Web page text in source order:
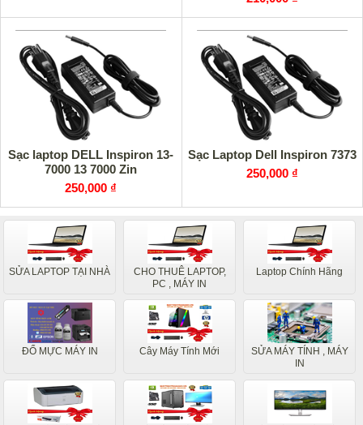
Sạc laptop DELL Inspiron 13-
7000 13 7000 Zin
250,000 ₫
Sạc Laptop Dell Inspiron 7373
250,000 ₫
SỬA LAPTOP TẠI NHÀ
CHO THUÊ LAPTOP,
PC , MÁY IN
Laptop Chính Hãng
ĐỔ MỰC MÁY IN Cây Máy Tính Mới
SỬA MÁY TÍNH , MÁY
IN